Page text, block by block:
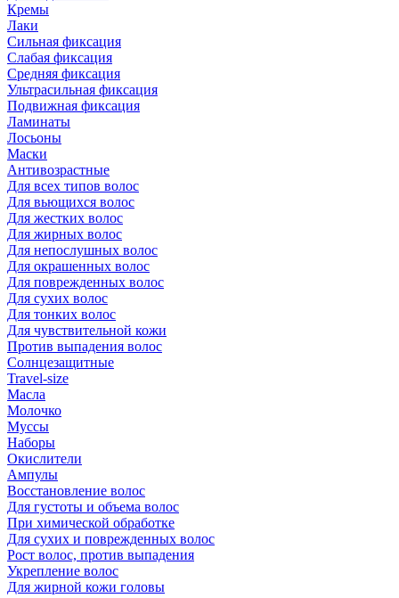
Кремы
Лаки
Сильная фиксация
Слабая фиксация
Средняя фиксация
Ультрасильная фиксация
Подвижная фиксация
Ламинаты
Лосьоны
Маски
Антивозрастные
Для всех типов волос
Для вьющихся волос
Для жестких волос
Для жирных волос
Для непослушных волос
Для окрашенных волос
Для поврежденных волос
Для сухих волос
Для тонких волос
Для чувствительной кожи
Против выпадения волос
Солнцезащитные
Travel-size
Масла
Молочко
Муссы
Наборы
Окислители
Ампулы
Восстановление волос
Для густоты и объема волос
При химической обработке
Для сухих и поврежденных волос
Рост волос, против выпадения
Укрепление волос
Для жирной кожи головы